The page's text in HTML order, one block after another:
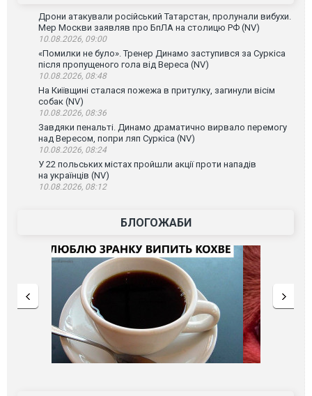
Дрони атакували російський Татарстан, пролунали вибухи.
Мер Москви заявляв про БпЛА на столицю РФ (NV)
10.08.2026, 09:00
«Помилки не було». Тренер Динамо заступився за Суркіса
після пропущеного гола від Вереса (NV)
10.08.2026, 08:48
На Київщині сталася пожежа в притулку, загинули вісім
собак (NV)
10.08.2026, 08:36
Завдяки пенальті. Динамо драматично вирвало перемогу
над Вересом, попри ляп Суркіса (NV)
10.08.2026, 08:24
У 22 польських містах пройшли акції проти нападів
на українців (NV)
10.08.2026, 08:12
БЛОГОЖАБИ